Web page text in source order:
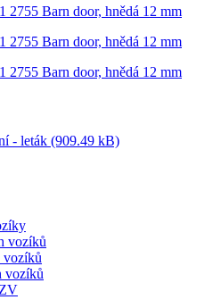
- leták (909.49 kB)
vozíků
vozíků
vozíků